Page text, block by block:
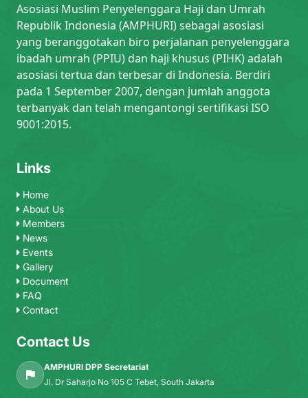
Asosiasi Muslim Penyelenggara Haji dan Umrah
Republik Indonesia (AMPHURI) sebagai asosiasi
yang beranggotakan biro perjalanan penyelenggara
ibadah umrah (PPIU) dan haji khusus (PIHK) adalah
asosiasi tertua dan terbesar di Indonesia. Berdiri
pada 1 September 2007, dengan jumlah anggota
terbanyak dan telah mengantongi sertifikasi ISO
9001:2015.
Links
Home
About Us
Members
News
Events
Gallery
Document
FAQ
Contact
Contact Us
AMPHURI DPP Secretariat
Jl. Dr Saharjo No 105 C Tebet, South Jakarta